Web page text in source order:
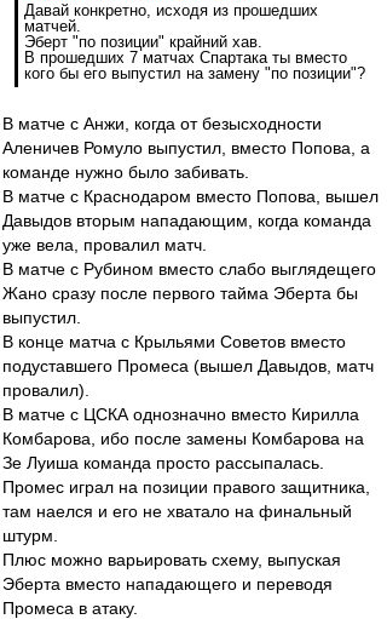
Давай конкретно, исходя из прошедших
матчей.
Эберт "по позиции" крайний хав.
В прошедших 7 матчах Спартака ты вместо
кого бы его выпустил на замену "по позиции"?
В матче с Анжи, когда от безысходности
Аленичев Ромуло выпустил, вместо Попова, а
команде нужно было забивать.
В матче с Краснодаром вместо Попова, вышел
Давыдов вторым нападающим, когда команда
уже вела, провалил матч.
В матче с Рубином вместо слабо выглядещего
Жано сразу после первого тайма Эберта бы
выпустил.
В конце матча с Крыльями Советов вместо
подуставшего Промеса (вышел Давыдов, матч
провалил).
В матче с ЦСКА однозначно вместо Кирилла
Комбарова, ибо после замены Комбарова на
Зе Луиша команда просто рассыпалась.
Промес играл на позиции правого защитника,
там наелся и его не хватало на финальный
штурм.
Плюс можно варьировать схему, выпуская
Эберта вместо нападающего и переводя
Промеса в атаку.